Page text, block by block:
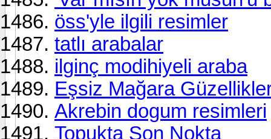
öss'yle ilgili resimler
tatlı arabalar
ilginç modihiyeli araba
Eşsiz Mağara
Akrebin dogum resimleri
Topukta Son Nokta